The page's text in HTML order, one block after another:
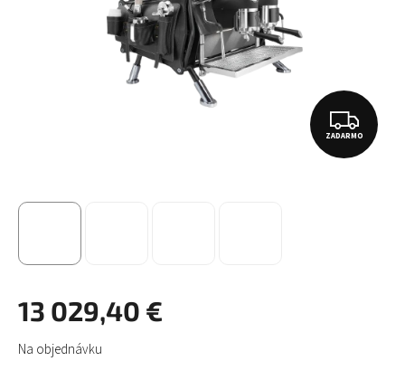
Z
A
ZADARMO
13 029,40 €
Jednotková
cena:
Na objednávku